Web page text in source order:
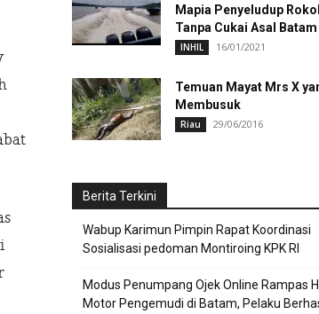
Mapia Penyeludup
Tanpa Cukai Asal Batam
INHIL 16/01/2021
Temuan Mayat Mrs X
Membusuk
Riau 29/06/2016
Berita Terkini
Wabup Karimun Pimpin Rapat Koordinasi
Sosialisasi pedoman Montiroing KPK RI
Modus Penumpang Ojek Online Rampas
Motor Pengemudi di Batam, Pelaku